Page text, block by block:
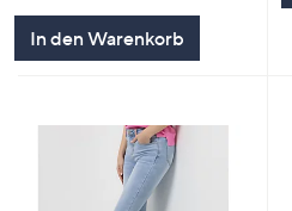
In den Warenkorb